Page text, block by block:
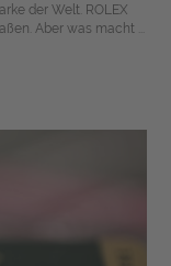
der Welt. ROLEX
Aber was macht ...